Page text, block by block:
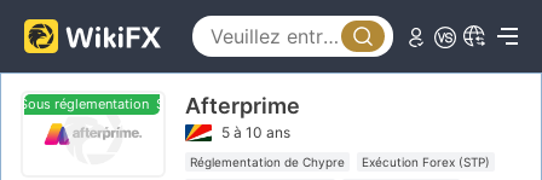
Sous réglementation Sous réglementation
Afterprime
5 à 10 ans
Réglementation de Chypre
Exécution Forex (STP)
1
2
3
3
4
5
3
4
5